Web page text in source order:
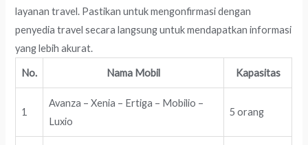
layanan travel. Pastikan untuk mengonfirmasi dengan
penyedia travel secara langsung untuk mendapatkan informasi
yang lebih akurat.
No. Nama Mobil Kapasitas
1
Avanza – Xenia – Ertiga – Mobilio –
Luxio
5 orang